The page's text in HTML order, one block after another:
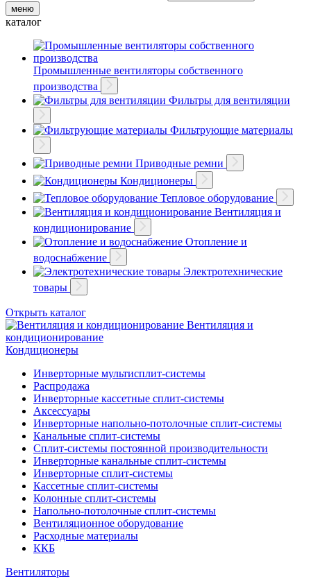
меню
каталог
Промышленные вентиляторы собственного
производства
Фильтры для вентиляции
Фильтрующие материалы
Приводные ремни
Кондиционеры
Тепловое оборудование
Вентиляция и
кондиционирование
Отопление и
водоснабжение
Электротехнические
товары
Открыть каталог
Вентиляция и
кондиционирование
Кондиционеры
Инверторные мультисплит-системы
Распродажа
Инверторные кассетные сплит-системы
Аксессуары
Инверторные напольно-потолочные сплит-системы
Канальные сплит-системы
Сплит-системы постоянной производительности
Инверторные канальные сплит-системы
Инверторные сплит-системы
Кассетные сплит-системы
Колонные сплит-системы
Напольно-потолочные сплит-системы
Вентиляционное оборудование
Расходные материалы
ККБ
Вентиляторы